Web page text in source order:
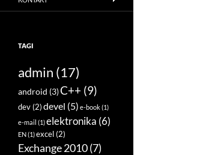
TAGI
admin (17)
android (3)C++ (9)
dev(2)devel (5) e-book(1)
e-mail (1)elektronika (6)
EN(1)excel(2)
Exchange 2010(7)